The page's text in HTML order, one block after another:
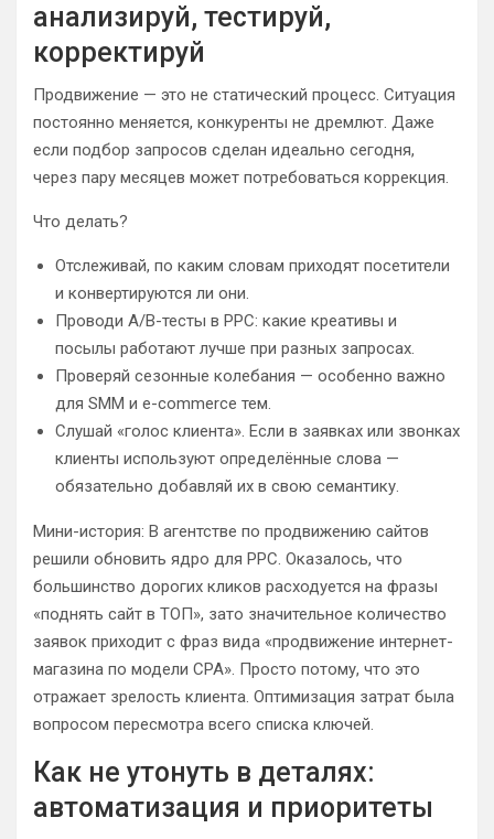
анализируй, тестируй,
корректируй
Продвижение — это не статический процесс. Ситуация
постоянно меняется, конкуренты не дремлют. Даже
если подбор запросов сделан идеально сегодня,
через пару месяцев может потребоваться коррекция.
Что делать?
Отслеживай, по каким словам приходят посетители
и конвертируются ли они.
Проводи A/B-тесты в PPC: какие креативы и
посылы работают лучше при разных запросах.
Проверяй сезонные колебания — особенно важно
для SMM и e-commerce тем.
Слушай «голос клиента». Если в заявках или звонках
клиенты используют определённые слова —
обязательно добавляй их в свою семантику.
Мини-история: В агентстве по продвижению сайтов
решили обновить ядро для PPC. Оказалось, что
большинство дорогих кликов расходуется на фразы
«поднять сайт в ТОП», зато значительное количество
заявок приходит с фраз вида «продвижение интернет-
магазина по модели CPA». Просто потому, что это
отражает зрелость клиента. Оптимизация затрат была
вопросом пересмотра всего списка ключей.
Как не утонуть в деталях:
автоматизация и приоритеты